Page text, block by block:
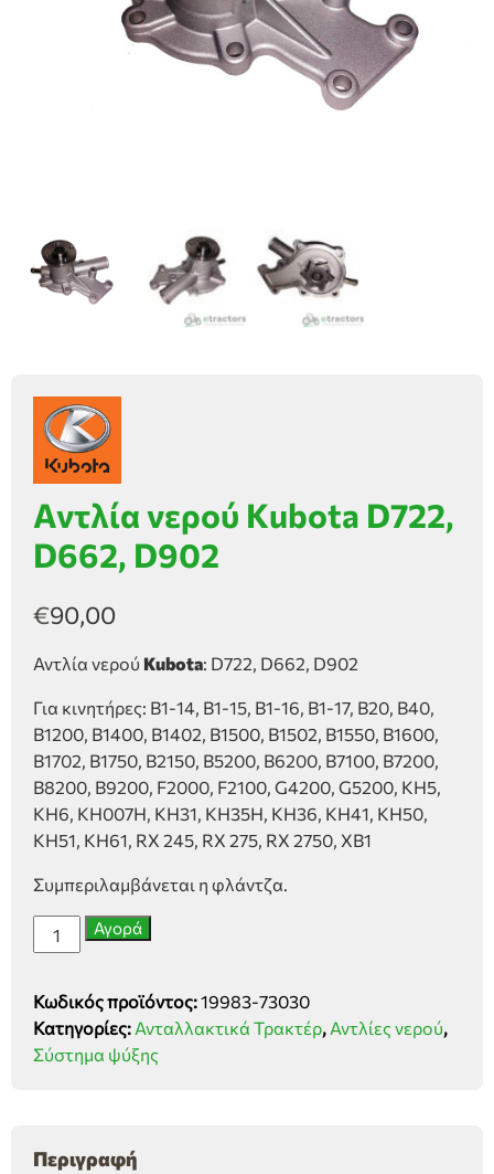
Αντλία νερού Kubota D722,
D662, D902
€90,00
Αντλία νερού Kubota: D722, D662, D902
Για κινητήρες: B1-14, B1-15, B1-16, B1-17, B20, B40,
B1200, B1400, B1402, B1500, B1502, B1550, B1600,
B1702, B1750, B2150, B5200, B6200, B7100, B7200,
B8200, B9200, F2000, F2100, G4200, G5200, KH5,
KH6, KH007H, KH31, KH35H, KH36, KH41, KH50,
KH51, KH61, RX 245, RX 275, RX 2750, XB1
Συμπεριλαμβάνεται η φλάντζα.
Αντλία
νερού
D722,
D662,
D902
Αγορά
Κωδικός προϊόντος:19983-73030
Κατηγορίες: Ανταλλακτικά Τρακτέρ, Αντλίες νερού,
Σύστημα ψύξης
Περιγραφή